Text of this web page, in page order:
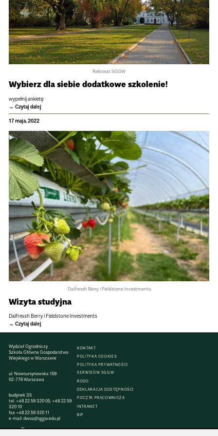
Rektorat SGGW
Wybierz dla sie­bie dodat­kowe szko­le­nie!
wypełnij ankietę
Czytaj dalej
17 maja, 2022
Daifressh Berry i Fieldstone Investments
Wizyta studyjna
Daifressh Berry i Fieldstone Investments
Czytaj dalej
Wydział Ogrodniczy
Szkoła Główna Gospodarstwa
Wiejskiego w Warszawie
ul. Nowoursynowska 159
02-776 Warszawa
budynek 35
tel. +48 22 59 320 05, +48 22 59
320 10
fax +48 22 59 320 11
e-mail:dwoa@sggw.edu.pl
KONTAKT
POLITYKA COOKIES
POLITYKA PRYWATNOŚCI
SERWISÓW SGGW
RODO
DEKLARACJA DOSTĘPNOŚCI
POCZTA PRACOWNICZA
INTRANET
BIP